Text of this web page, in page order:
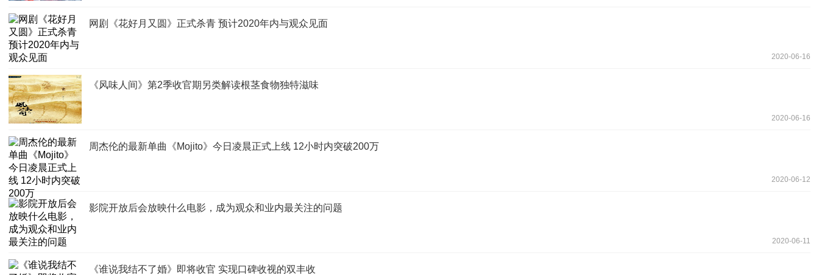
网剧《花好月又圆》正式杀青 预计2020年内与观众见面
2020-06-16
《风味人间》第2季收官期另类解读根茎食物独特滋味
2020-06-16
周杰伦的最新单曲《Mojito》今日凌晨正式上线 12小时内突破200万
2020-06-12
影院开放后会放映什么电影，成为观众和业内最关注的问题
2020-06-11
《谁说我结不了婚》即将收官 实现口碑收视的双丰收